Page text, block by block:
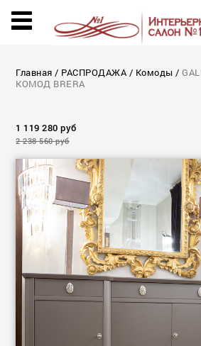
Главная / РАСПРОДАЖА / Комоды /
КОМОД BRERA
1 119 280 руб
2 238 560 руб